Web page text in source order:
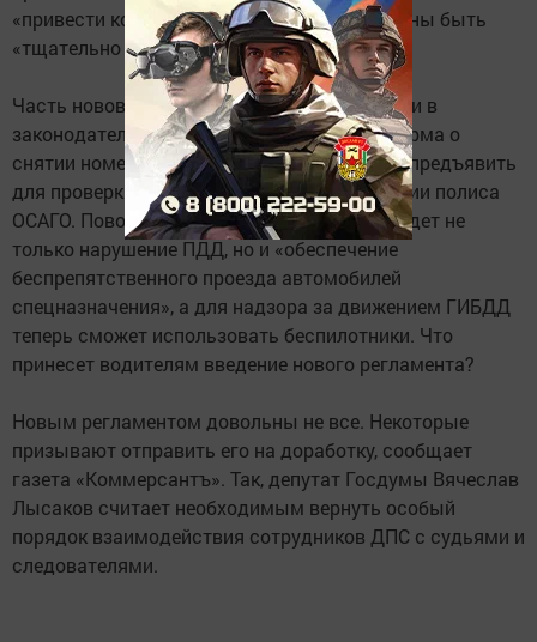
«привести контраргументы», которые должны быть
«тщательно и всесторонне» проверены.
Часть нововведений связана с изменениями в
законодательстве. Так, будет исключена норма о
снятии номеров и добавлена возможность предъявить
для проверки распечатку электронной версии полиса
ОСАГО. Поводом для остановки машины будет не
только нарушение ПДД, но и «обеспечение
беспрепятственного проезда автомобилей
спецназначения», а для надзора за движением ГИБДД
теперь сможет использовать беспилотники. Что
принесет водителям введение нового регламента?
Новым регламентом довольны не все. Некоторые
призывают отправить его на доработку, сообщает
газета «Коммерсантъ». Так, депутат Госдумы Вячеслав
Лысаков считает необходимым вернуть особый
порядок взаимодействия сотрудников ДПС с судьями и
следователями.